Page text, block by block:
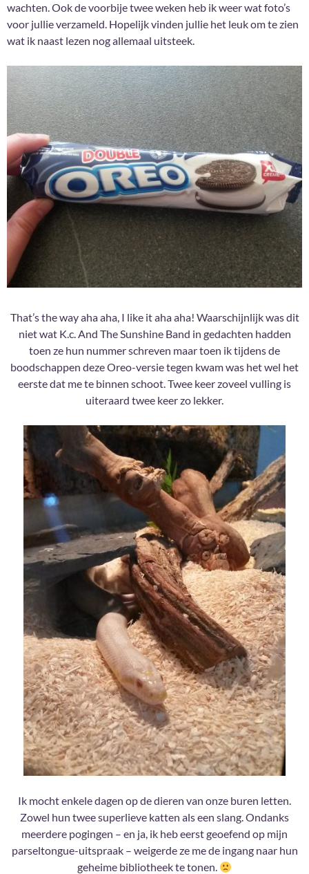
wachten. Ook de voorbije twee weken heb ik weer wat foto’s
voor jullie verzameld. Hopelijk vinden jullie het leuk om te zien
wat ik naast lezen nog allemaal uitsteek.
That’s the way aha aha, I like it aha aha! Waarschijnlijk was dit
niet wat K.c. And The Sunshine Band in gedachten hadden
toen ze hun nummer schreven maar toen ik tijdens de
boodschappen deze Oreo-versie tegen kwam was het wel het
eerste dat me te binnen schoot. Twee keer zoveel vulling is
uiteraard twee keer zo lekker.
Ik mocht enkele dagen op de dieren van onze buren letten.
Zowel hun twee superlieve katten als een slang. Ondanks
meerdere pogingen – en ja, ik heb eerst geoefend op mijn
parseltongue-uitspraak – weigerde ze me de ingang naar hun
geheime bibliotheek te tonen.